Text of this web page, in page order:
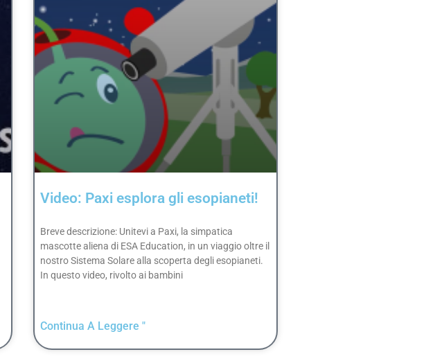
Video: Paxi esplora gli esopianeti!
Breve descrizione: Unitevi a Paxi, la simpatica
mascotte aliena di ESA Education, in un viaggio oltre il
nostro Sistema Solare alla scoperta degli esopianeti.
In questo video, rivolto ai bambini
Continua A Leggere "